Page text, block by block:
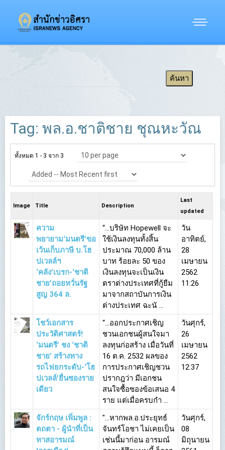
Tag: พล.อ.ชาติชาย ชุณหะวัณ
ทั้งหมด 1 - 3 จาก 3
Image Title Description
Last
updated
ความ
พยายาม‘มนตรี’ขอ
เว้นเก็บภาษี บ.โฮ
ปเวลล์ฯ
‘คลัง’เบรก-‘ชาติ
ชาย’ถอยหวั่นรัฐ
สูญ 364 ล.
“…บริษัท Hopewell จะ
ใช้เงินลงทุนทั้งสิ้น
ประมาณ 70,000 ล้าน
บาท ร้อยละ 50 ของ
เงินลงทุนจะเป็นเงิน
ตราต่างประเทศที่กู้ยืม
มาจากสถาบันการเงิน
ต่างประเทศ ฉะนั ...
วัน
อาทิตย์,
28
เมษายน
2562
11:26
โชว์เอกสาร
ประวัติศาสตร์!
‘มนตรี’ ชง ‘ชาติ
ชาย’ สร้างทาง
รถไฟยกระดับ-‘โฮ
ปเวลล์’ยื่นซองราย
เดียว
“...ออกประกาศเชิญ
ชวนเอกชนผู้สนใจมา
ลงทุนก่อสร้าง เมื่อวันที่
16 ต.ค. 2532 ผลของ
การประกาศเชิญชวน
ปรากฎว่า มีเอกชน
สนใจซื้อซองข้อเสนอ 4
ราย แต่เมื่อครบกำ ...
วันศุกร์,
26
เมษายน
2562
12:37
จักร์กฤษ เพิ่มพูล :
ตถตา - ผู้นำที่เป็น
ทาสอารมณ์
"...หากพล.อ.ประยุทธ์
จันทร์โอชา ไม่เคยเป็น
เช่นนี้มาก่อน อารมณ์
วันศุกร์,
08
มิถุนายน